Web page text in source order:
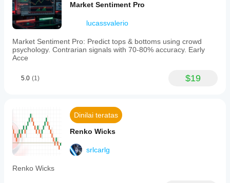
Market Sentiment Pro
lucassvalerio
Market Sentiment Pro: Predict tops & bottoms using crowd
psychology. Contrarian signals with 70-80% accuracy. Early
Acce
5.0 (1) $19
Dinilai teratas
Renko Wicks
srlcarlg
Renko Wicks